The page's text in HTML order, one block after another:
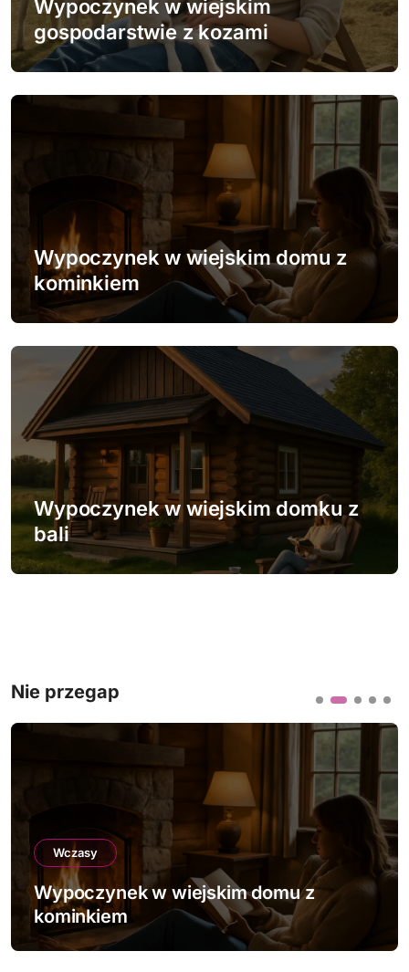
w
p
i
Wypoczynek w wiejskim
gospodarstwie z kozami
Wypoczynek w wiejskim domu z
kominkiem
Wypoczynek w wiejskim domku z
bali
Nie przegap
z
Wczasy
Wypoczynek w wiejskim